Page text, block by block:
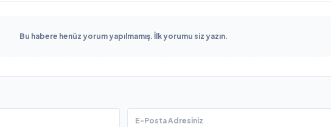
Bu habere henüz yorum yapılmamış. İlk yorumu siz yazın.